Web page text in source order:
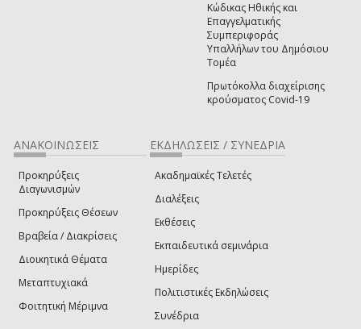
Κώδικας Ηθικής και
Επαγγελματικής
Συμπεριφοράς
Υπαλλήλων του Δημόσιου
Τομέα
Πρωτόκολλα διαχείρισης
κρούσματος Covid-19
ΑΝΑΚΟΙΝΩΣΕΙΣ
Προκηρύξεις
Διαγωνισμών
Προκηρύξεις Θέσεων
Βραβεία / Διακρίσεις
Διοικητικά Θέματα
Μεταπτυχιακά
Φοιτητική Μέριμνα
ΕΚΔΗΛΩΣΕΙΣ / ΣΥΝΕΔΡΙΑ
Ακαδημαϊκές Τελετές
Διαλέξεις
Εκθέσεις
Εκπαιδευτικά σεμινάρια
Ημερίδες
Πολιτιστικές Εκδηλώσεις
Συνέδρια